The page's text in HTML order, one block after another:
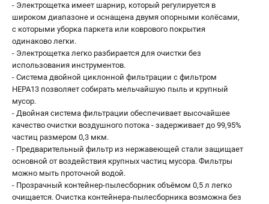
- Электрощетка имеет шарнир, который регулируется в
широком диапазоне и оснащена двумя опорными колёсами,
с которыми уборка паркета или коврового покрытия
одинаково легки.
- Электрощетка легко разбирается для очистки без
использования инструментов.
- Система двойной циклонной фильтрации с фильтром
HEPA13 позволяет собирать мельчайшую пыль и крупный
мусор.
- Двойная система фильтрации обеспечивает высочайшее
качество очистки воздушного потока - задерживает до 99,95%
частиц размером 0,3 мкм.
- Предварительный фильтр из нержавеющей стали защищает
основной от воздействия крупных частиц мусора. Фильтры
можно мыть проточной водой.
- Прозрачный контейнер-пылесборник объёмом 0,5 л легко
очищается. Очистка контейнера-пылесборника возможна без